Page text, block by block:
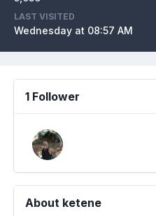
LAST VISITED
Wednesday at 08:57 AM
1 Follower
About ketene